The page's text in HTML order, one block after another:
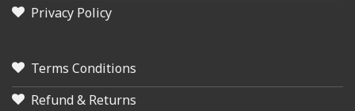
Privacy Policy
Terms Conditions
Refund & Returns